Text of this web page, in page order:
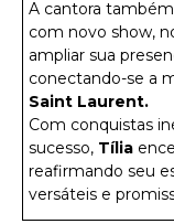
A cantora
com novo show,
ampliar sua
conectando-se a
Saint Laurent.
Com conquistas
sucesso, Tília
reafirmando seu
versáteis e